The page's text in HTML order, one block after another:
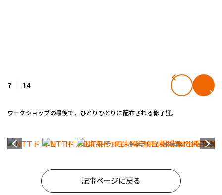
7 14
ワークショップの最後で、ひとりひとりに配布される修了証。
記事ページに戻る